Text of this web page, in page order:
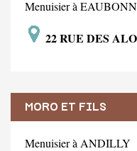
Menuisier à
22 RUE DES
MORO ET FILS
Menuisier à ANDILLY